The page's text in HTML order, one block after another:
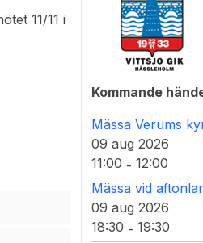
11/11 i
med.
Kommande
Mässa Verums
09 aug 2026
11:00 - 12:00
Mässa vid
09 aug 2026
18:30 - 19:30